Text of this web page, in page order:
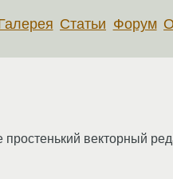
Статьи Форум
векторный